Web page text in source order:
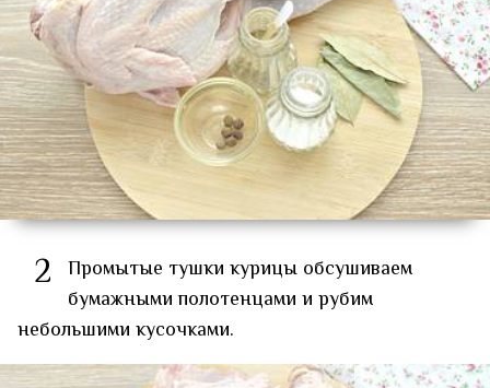
2 Промытые тушки курицы обсушиваем
бумажными полотенцами и рубим
небольшими кусочками.